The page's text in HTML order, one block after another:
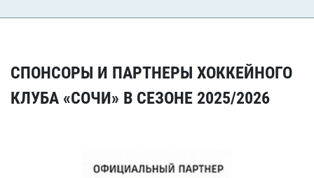
СПОНСОРЫ И ПАРТНЕРЫ ХОККЕЙНОГО
КЛУБА «СОЧИ» В СЕЗОНЕ 2025/2026